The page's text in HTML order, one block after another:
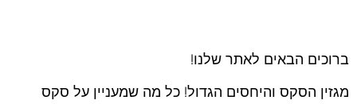
ברוכים הבאים לאתר שלנו!
מגזין הסקס והיחסים הגדול! כל מה שמעניין על סקס